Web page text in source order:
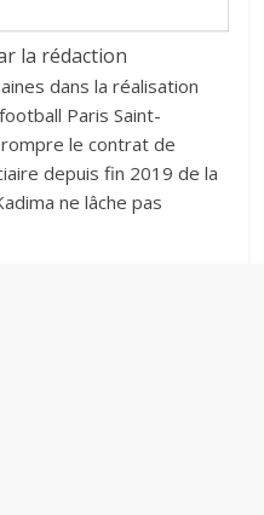
la rédaction
dans la réalisation
Paris Saint-
le contrat de
depuis fin 2019 de la
ne lâche pas